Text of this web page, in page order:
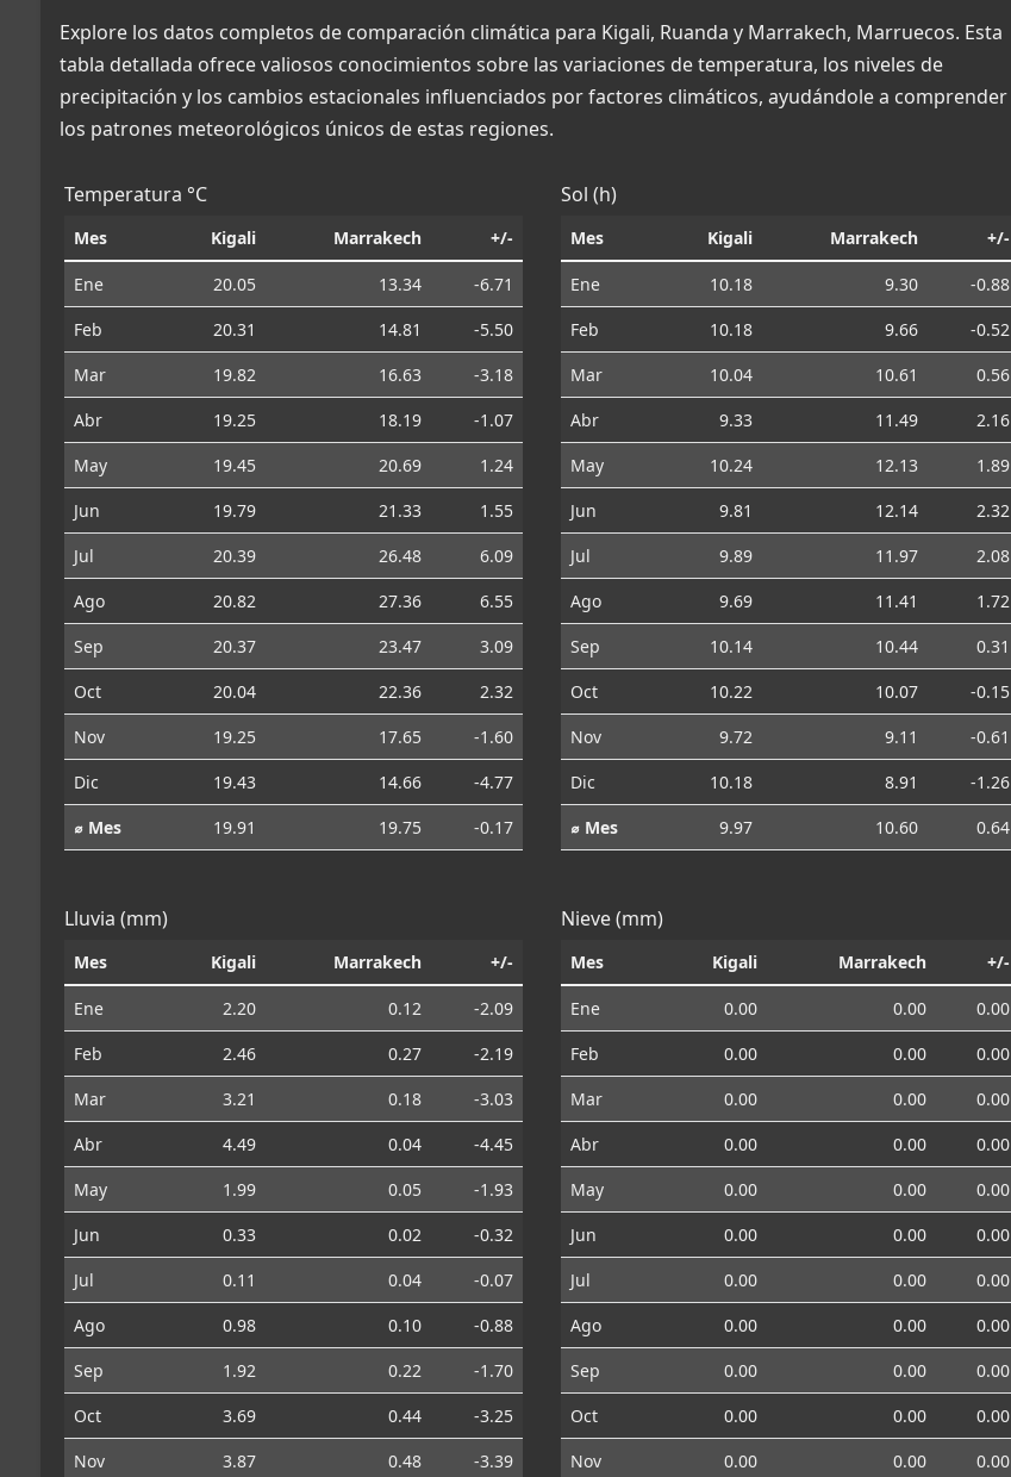
Explore los datos completos de comparación climática para Kigali, Ruanda y Marrakech, Marruecos. Esta
tabla detallada ofrece valiosos conocimientos sobre las variaciones de temperatura, los niveles de
precipitación y los cambios estacionales influenciados por factores climáticos, ayudándole a comprender
los patrones meteorológicos únicos de estas regiones.
Temperatura °C
Mes Kigali Marrakech +/-
Ene 20.05 13.34
-6.71
Feb
20.31 14.81
-5.50
Mar
19.82 16.63
-3.18
Abr
19.25 18.19
-1.07
May
19.45 20.69
1.24
Jun
19.79 21.33
1.55
Jul
20.39 26.48
6.09
Ago
20.82 27.36
6.55
Sep
20.37 23.47
3.09
Oct
20.04 22.36
2.32
Nov
19.25 17.65
-1.60
Dic
19.43 14.66
-4.77
⌀ Mes
19.91 19.75 -0.17
Sol (h)
Mes Kigali Marrakech +/-
Ene 10.18 9.30
-0.88
Feb
10.18 9.66
-0.52
Mar
10.04 10.61
0.56
Abr
9.33 11.49
2.16
May
10.24 12.13
1.89
Jun
9.81 12.14
2.32
Jul
9.89 11.97
2.08
Ago
9.69 11.41
1.72
Sep
10.14 10.44
0.31
Oct
10.22 10.07
-0.15
Nov
9.72 9.11
-0.61
Dic
10.18 8.91
-1.26
⌀ Mes
9.97 10.60 0.64
Lluvia (mm)
Mes Kigali Marrakech +/-
Ene 2.20 0.12
-2.09
Feb
2.46 0.27
-2.19
Mar
3.21 0.18
-3.03
Abr
4.49 0.04
-4.45
May
1.99 0.05
-1.93
Jun
0.33 0.02
-0.32
Jul
0.11 0.04
-0.07
Ago
0.98 0.10
-0.88
Sep
1.92 0.22
-1.70
Oct
3.69 0.44
-3.25
Nov
3.87 0.48 -3.39
Nieve (mm)
Mes Kigali Marrakech +/-
Ene 0.00 0.00
0.00
Feb
0.00 0.00
0.00
Mar
0.00 0.00
0.00
Abr
0.00 0.00
0.00
May
0.00 0.00
0.00
Jun
0.00 0.00
0.00
Jul
0.00 0.00
0.00
Ago
0.00 0.00
0.00
Sep
0.00 0.00
0.00
Oct
0.00 0.00
0.00
Nov
0.00 0.00 0.00